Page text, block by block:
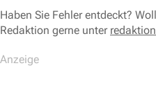
Haben Sie Fehler entdeckt?
Redaktion gerne unter